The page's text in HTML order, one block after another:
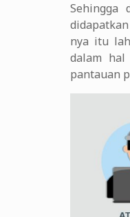
Sehingga
nya itu
dalam
pantauan